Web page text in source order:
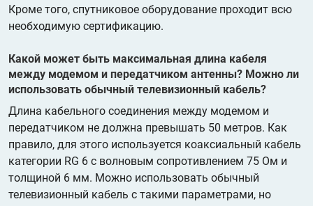
Кроме того, спутниковое оборудование проходит всю
необходимую сертификацию.
Какой может быть максимальная длина кабеля
между модемом и передатчиком антенны? Можно ли
использовать обычный телевизионный кабель?
Длина кабельного соединения между модемом и
передатчиком не должна превышать 50 метров. Как
правило, для этого используется коаксиальный кабель
категории RG 6 с волновым сопротивлением 75 Ом и
толщиной 6 мм. Можно использовать обычный
телевизионный кабель с такими параметрами, но